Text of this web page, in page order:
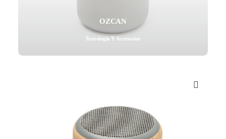
OZCAN
Tecnología Y Accesorios